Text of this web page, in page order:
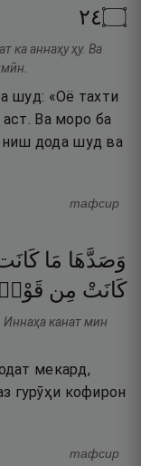
۝٤٢
ка аннаҳу ҳу. Ва
шуд: «Оё тахти
аст. Ва моро ба
дода шуд ва
тафсир
وَصَدَّهَا مَا
كَانَتْ مِن
Иннаҳа канат мин
мекард,
гурӯҳи кофирон
тафсир